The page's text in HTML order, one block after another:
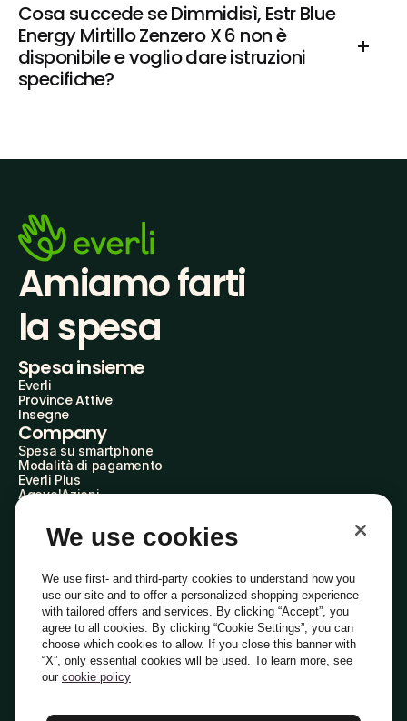
Cosa succede se Dimmidisì, Estr Blue
Energy Mirtillo Zenzero X 6 non è
disponibile e voglio dare istruzioni
specifiche?
Amiamo farti
la spesa
Spesa insieme
Everli
Province Attive
Insegne
Company
Spesa su smartphone
Modalità di pagamento
Everli Plus
AgevolAzioni
Everli Shoppers
Scopri chi siamo
Domande frequenti
Lavora con noi
Diventa Shopper
Investitori
PrivacyCookiePreferenze Cookie
Termini e Condizioni
Italiano
We use cookies
We use first- and third-party cookies to understand how you
use our site and to offer a personalized shopping experience
with tailored offers and services. By clicking “Accept”, you
agree to all cookies. By clicking “Cookie Settings”, you can
choose which cookies to allow. If you close this banner with
“X”, only essential cookies will be used. To learn more, see
our cookie policy